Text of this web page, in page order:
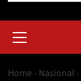
Menu
Home - Nasional -